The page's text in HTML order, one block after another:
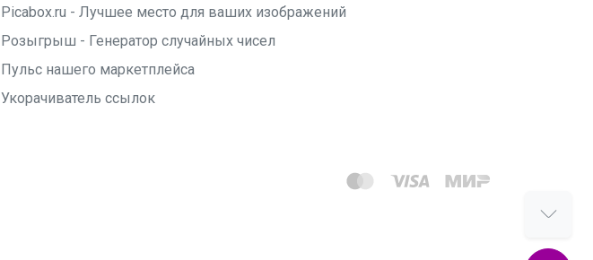
Picabox.ru - Лучшее место для ваших изображений
Розыгрыш - Генератор случайных чисел
Пульс нашего маркетплейса
Укорачиватель ссылок